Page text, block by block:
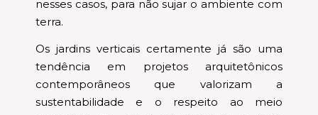
nesses casos, para não sujar o ambiente com
terra.
Os jardins verticais certamente já são uma
tendência em projetos arquitetônicos
contemporâneos que valorizam a
sustentabilidade e o respeito ao meio